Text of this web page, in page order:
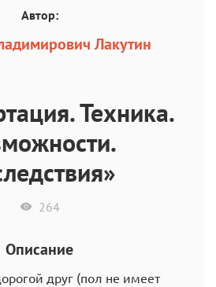
Автор:
Лакутин
Техника.
264
Описание
друг (пол не имеет